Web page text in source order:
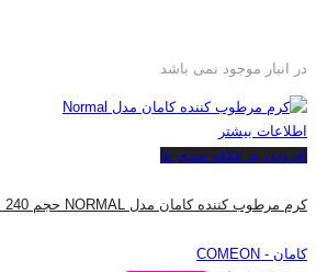
در انبار موجود نمی باشد
اطلاعات بیشتر
افزودن به علاقه مندی ها
کرم مرطوب کننده کامان مدل NORMAL حجم 240 میلی لیتر
کامان - COMEON